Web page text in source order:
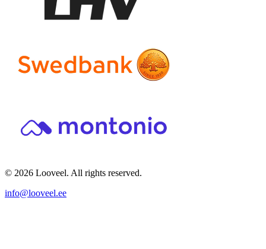
© 2026 Looveel. All rights reserved.
info@looveel.ee